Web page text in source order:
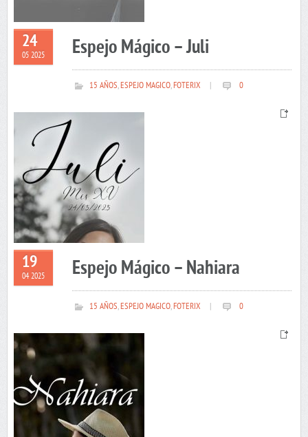
24
05 2025 Espejo Mágico – Juli
15 AÑOS,ESPEJO MAGICO,FOTERIX 0
19
04 2025 Espejo Mágico – Nahiara
15 AÑOS,ESPEJO MAGICO,FOTERIX 0